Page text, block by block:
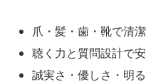
爪・髪・歯・靴で清
聴く力と質問設計で
誠実さ・優しさ・明